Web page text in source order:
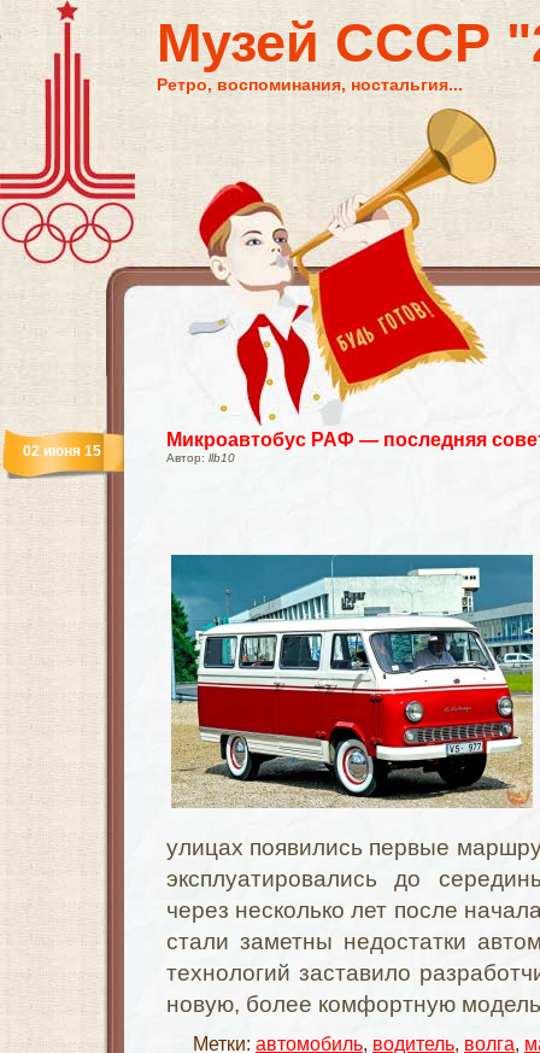
Музей СССР
Ретро, воспоминания, ностальгия...
Микроавтобус РАФ — последняя
Автор: llb10
02 июня 15
улицах появились первые
эксплуатировались до
через несколько лет после
стали заметны недостатки
технологий заставило
новую, более комфортную
Метки: автомобиль, водитель, волга,